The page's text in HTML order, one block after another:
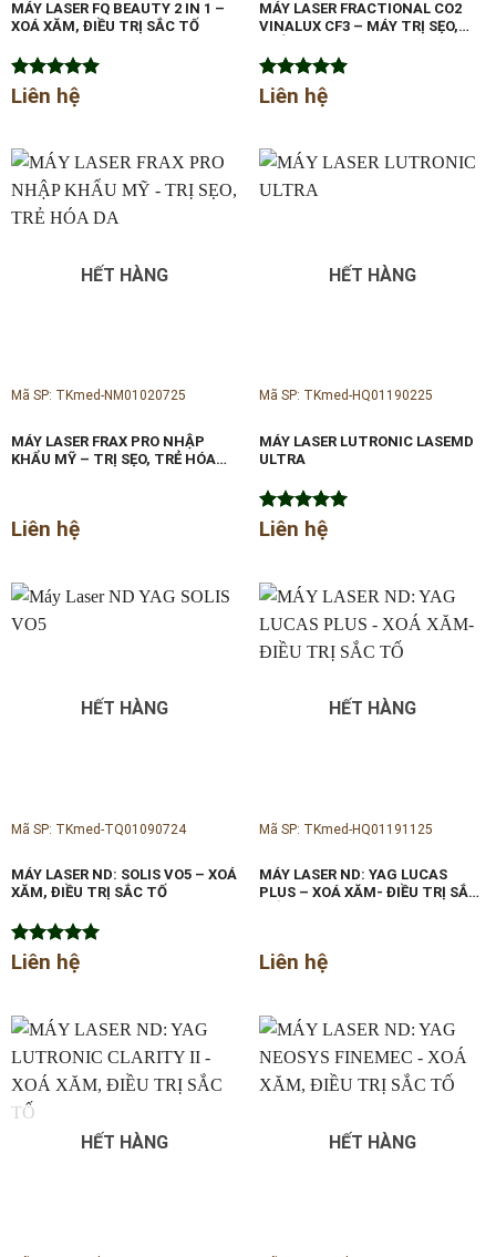
MÁY LASER FQ BEAUTY 2 IN 1 –
XOÁ XĂM, ĐIỀU TRỊ SẮC TỐ
Được xếp
5.00
Liên hệ
MÁY LASER FRACTIONAL CO2
VINALUX CF3 – MÁY TRỊ SẸO,
Được xếp
5.00
Liên hệ
HẾT HÀNG
Mã SP: TKmed-NM01020725
MÁY LASER FRAX PRO NHẬP
KHẨU MỸ – TRỊ SẸO, TRẺ HÓA
Liên hệ
HẾT HÀNG
Mã SP: TKmed-HQ01190225
MÁY LASER LUTRONIC LASEMD
ULTRA
Được xếp
5.00
Liên hệ
HẾT HÀNG
Mã SP: TKmed-TQ01090724
MÁY LASER ND: SOLIS VO5 – XOÁ
XĂM, ĐIỀU TRỊ SẮC TỐ
Được xếp
5.00
Liên hệ
HẾT HÀNG
Mã SP: TKmed-HQ01191125
MÁY LASER ND: YAG LUCAS
PLUS – XOÁ XĂM- ĐIỀU TRỊ SẮC
Liên hệ
HẾT HÀNG HẾT HÀNG